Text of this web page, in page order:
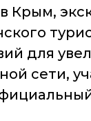
для
сети,